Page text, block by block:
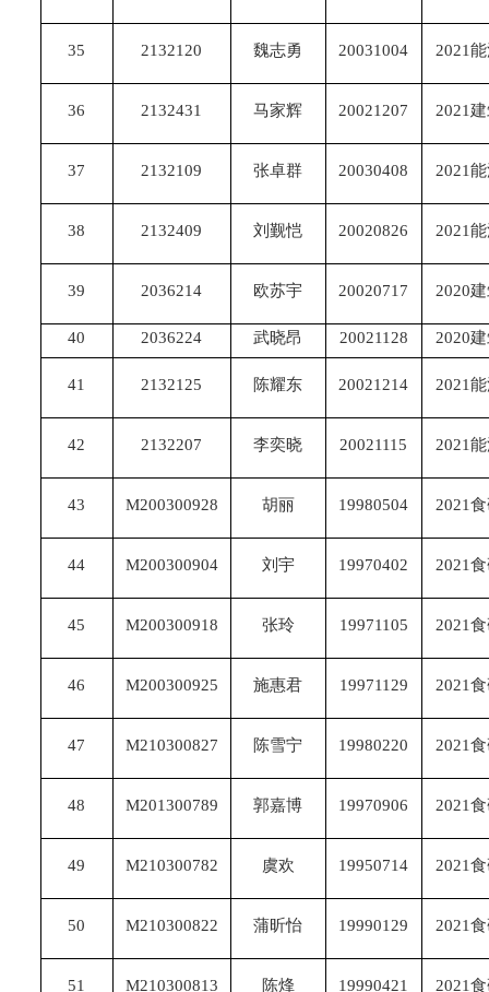
35 2132120 魏志勇 20031004 2021
36 2132431 马家辉 20021207 2021
37 2132109 张卓群 20030408 2021
38 2132409 刘觐恺 20020826 2021
39 2036214 欧苏宇 20020717 2020
40 2036224 武晓昂 20021128 2020
41 2132125 陈耀东 20021214 2021
42 2132207 李奕晓 20021115 2021
43 M200300928 胡丽 19980504 2021
44 M200300904 刘宇 19970402 2021
45 M200300918 张玲 19971105 2021
46 M200300925 施惠君 19971129 2021
47 M210300827 陈雪宁 19980220 2021
48 M201300789 郭嘉博 19970906 2021
49 M210300782 虞欢 19950714 2021
50 M210300822 蒲昕怡 19990129 2021
51 M210300813 陈烽 19990421 2021